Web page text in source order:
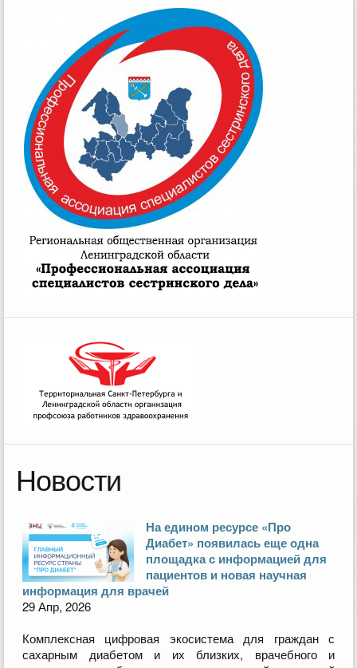
Новости
На едином ресурсе «Про
Диабет» появилась еще одна
площадка с информацией для
пациентов и новая научная
информация для врачей
29 Апр, 2026
Комплексная цифровая экосистема для граждан с
сахарным диабетом и их близких, врачебного и